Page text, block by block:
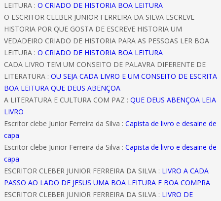
LEITURA : O CRIADO DE HISTORIA BOA LEITURA
O ESCRITOR CLEBER JUNIOR FERREIRA DA SILVA ESCREVE
HISTORIA POR QUE GOSTA DE ESCREVE HISTORIA UM
VEDADEIRO CRIADO DE HISTORIA PARA AS PESSOAS LER BOA
LEITURA : O CRIADO DE HISTORIA BOA LEITURA
CADA LIVRO TEM UM CONSEITO DE PALAVRA DIFERENTE DE
LITERATURA : OU SEJA CADA LIVRO E UM CONSEITO DE ESCRITA
BOA LEITURA QUE DEUS ABENÇOA
A LITERATURA E CULTURA COM PAZ : QUE DEUS ABENÇOA LEIA
LIVRO
Escritor clebe Junior Ferreira da Silva : Capista de livro e desaine de
capa
Escritor clebe Junior Ferreira da Silva : Capista de livro e desaine de
capa
ESCRITOR CLEBER JUNIOR FERREIRA DA SILVA : LIVRO A CADA
PASSO AO LADO DE JESUS UMA BOA LEITURA E BOA COMPRA
ESCRITOR CLEBER JUNIOR FERREIRA DA SILVA : LIVRO DE